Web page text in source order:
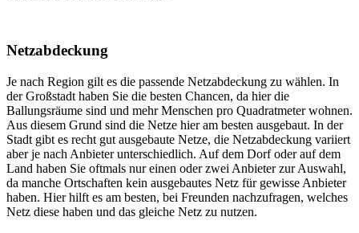
Netzabdeckung
Je nach Region gilt es die passende Netzabdeckung zu wählen. In
der Großstadt haben Sie die besten Chancen, da hier die
Ballungsräume sind und mehr Menschen pro Quadratmeter wohnen.
Aus diesem Grund sind die Netze hier am besten ausgebaut. In der
Stadt gibt es recht gut ausgebaute Netze, die Netzabdeckung variiert
aber je nach Anbieter unterschiedlich. Auf dem Dorf oder auf dem
Land haben Sie oftmals nur einen oder zwei Anbieter zur Auswahl,
da manche Ortschaften kein ausgebautes Netz für gewisse Anbieter
haben. Hier hilft es am besten, bei Freunden nachzufragen, welches
Netz diese haben und das gleiche Netz zu nutzen.